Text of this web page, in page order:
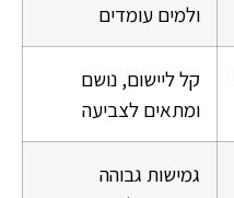
ולמים עומדים
קל ליישום, נושם
ומתאים לצביעה
גמישות גבוהה